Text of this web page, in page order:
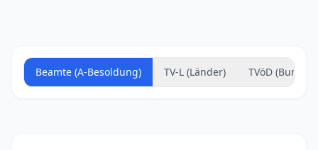
Beamte (A-Besoldung) TV-L (Länder) TVöD (Bund/